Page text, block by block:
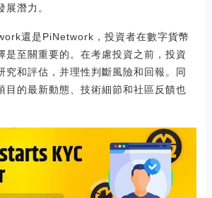
潛力。
還是PiNetwork，投資者在數字貨幣
是至關重要的。在考慮投資之前，投資
究和評估，并理性判斷風險和回報。同
目的最新動態、技術細節和社區反饋也